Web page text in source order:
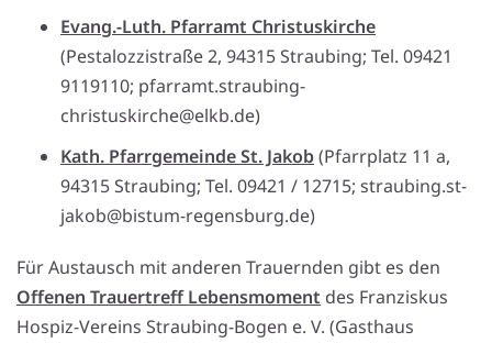
Evang.-Luth. Pfarramt Christuskirche
(Pestalozzistraße 2, 94315 Straubing; Tel. 09421
9119110; pfarramt.straubing-
christuskirche@elkb.de)
Kath. Pfarrgemeinde St. Jakob(Pfarrplatz 11 a,
94315 Straubing; Tel. 09421 / 12715; straubing.st-
jakob@bistum-regensburg.de)
Für Austausch mit anderen Trauernden gibt es den
Offenen Trauertreff Lebensmoment des Franziskus
Hospiz-Vereins Straubing-Bogen e. V. (Gasthaus